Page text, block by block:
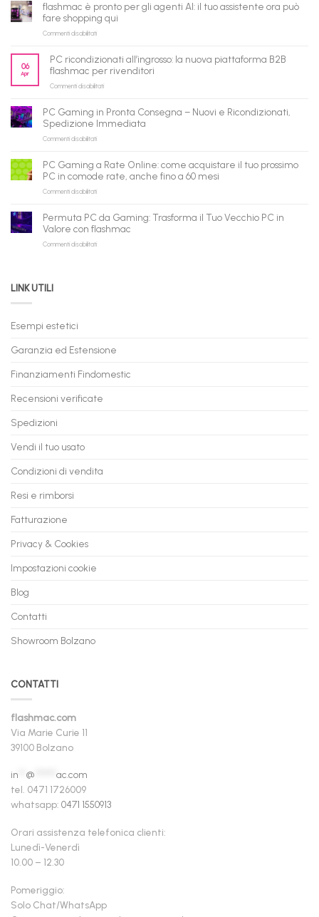
flashmac è pronto per gli agenti AI: il tuo assistente ora può
fare shopping qui
Commenti disabilitatisu
pronto
per
gli
AI:
il
tuo
assistente
può
fare
qui
06
Apr
PC ricondizionati all’ingrosso: la nuova piattaforma B2B
flashmac per rivenditori
Commenti disabilitatisu
ricondizionati
all’ingrosso:
la
B2B
per
PC Gaming in Pronta Consegna – Nuovi e Ricondizionati,
Spedizione Immediata
Commenti disabilitatisu
Gaming
in
Pronta
Consegna
Nuovi
Ricondizionati,
Spedizione
PC Gaming a Rate Online: come acquistare il tuo prossimo
PC in comode rate, anche fino a 60 mesi
Commenti disabilitatisu
Gaming
Rate
Online:
anche
a
Permuta PC da Gaming: Trasforma il Tuo Vecchio PC in
Valore con flashmac
Commenti disabilitatisu
in
con
LINK UTILI
Esempi estetici
Garanzia ed Estensione
Finanziamenti Findomestic
Recensioni verificate
Spedizioni
Vendi il tuo usato
Condizioni di vendita
Resi e rimborsi
Fatturazione
Privacy & Cookies
Impostazioni cookie
Blog
Contatti
Showroom Bolzano
CONTATTI
flashmac.com
Via Marie Curie 11
39100 Bolzano
in @
ac.com
tel. 0471 1726009
whatsapp: 0471 1550913
Orari assistenza telefonica clienti:
Lunedì-Venerdì
10.00 – 12.30
Pomeriggio:
Solo Chat/WhatsApp